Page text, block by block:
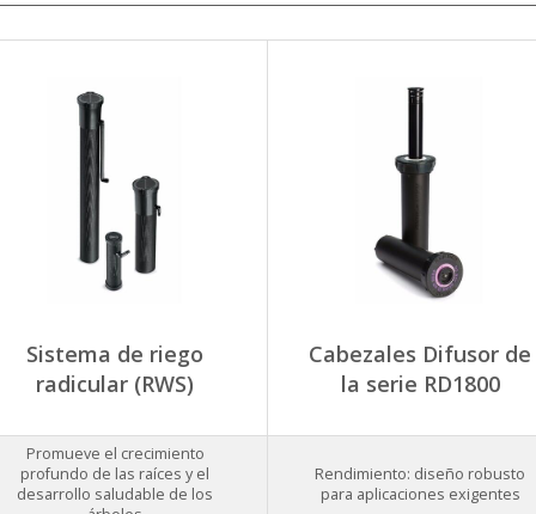
Sistema de riego
radicular (RWS)
Promueve el crecimiento
profundo de las raíces y el
desarrollo saludable de los
Cabezales Difusor de
la serie RD1800
Rendimiento: diseño robusto
para aplicaciones exigentes